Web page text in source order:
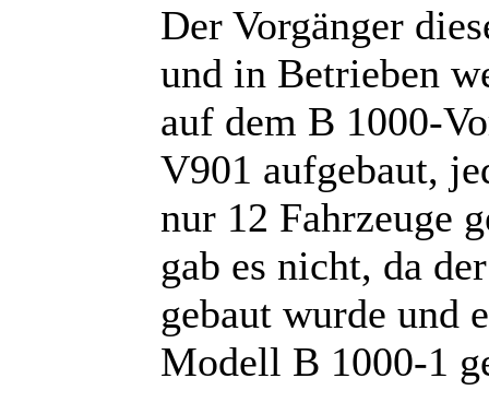
Der Vorgänger
und in Betrieben
auf dem B 1000-
V901 aufgebaut,
nur 12 Fahrzeuge
gab es nicht, da
gebaut wurde und
Modell B 1000-1